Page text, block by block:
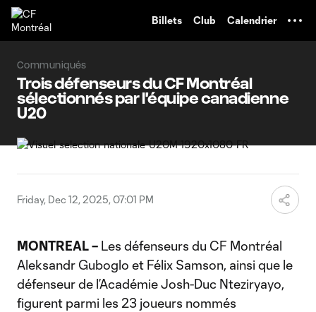
Billets Club Calendrier
Communiqués
Trois défenseurs du CF Montréal
sélectionnés par l'équipe canadienne
U20
Friday, Dec 12, 2025, 07:01 PM
MONTREAL – Les défenseurs du CF Montréal
Aleksandr Guboglo et Félix Samson, ainsi que le
défenseur de l’Académie Josh-Duc Nteziryayo,
figurent parmi les 23 joueurs nommés